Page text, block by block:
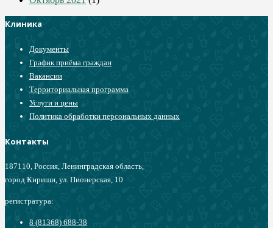
Клиника
Документы
График приёма граждан
Вакансии
Территориальная программа
Услуги и цены
Политика обработки персональных данных
Контакты
187110, Россия, Ленинградская область,
город Кириши, ул. Пионерская, 10
регистратура:
8 (81368) 688-38